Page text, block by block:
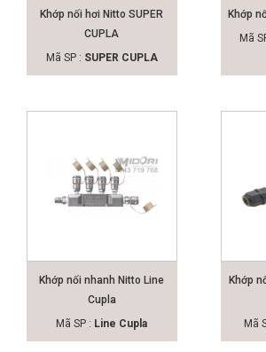
Khớp nối hơi Nitto SUPER
CUPLA
Mã SP : SUPER CUPLA
Khớp
Mã
Khớp nối nhanh Nitto Line
Cupla
Mã SP : Line Cupla
Khớp
Mã